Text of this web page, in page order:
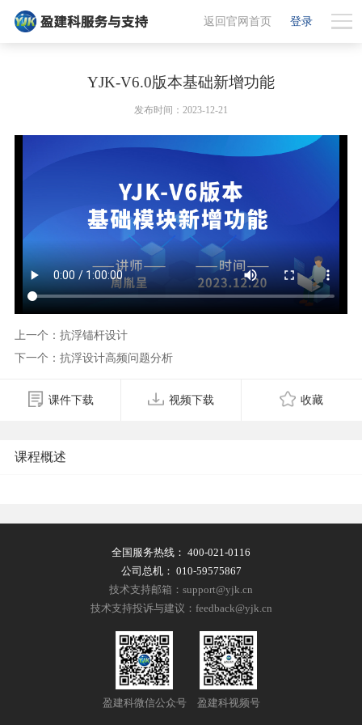
登录
返回官网首页
YJK-V6.0版本基础新增功能
发布时间：2023-12-21
上一个：抗浮锚杆设计
下一个：抗浮设计高频问题分析
课件下载 视频下载 收藏
课程概述
全国服务热线： 400-021-0116
公司总机： 010-59575867
技术支持邮箱：support@yjk.cn
技术支持投诉与建议：feedback@yjk.cn
盈建科微信公众号 盈建科视频号